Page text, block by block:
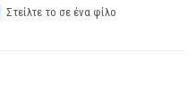
Στείλτε το σε ένα φίλο